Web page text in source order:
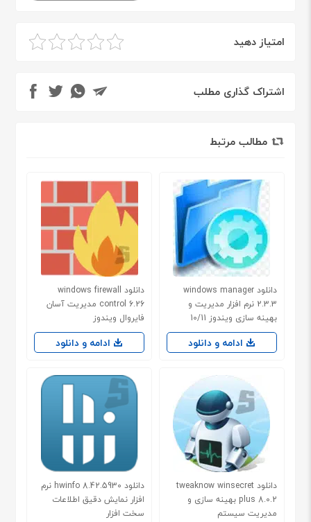
امتیاز دهید
اشتراک گذاری مطلب
مطالب مرتبط
دانلود windows manager
2.3.3 نرم افزار مدیریت و
بهینه سازی ویندوز 10/11
ادامه و دانلود
دانلود windows firewall
control 6.26 مدیریت آسان
فایروال ویندوز
ادامه و دانلود
دانلود tweaknow winsecret
plus 8.0.2 بهینه سازی و
مدیریت سیستم
دانلود hwinfo 8.42.5930 نرم
افزار نمایش دقیق اطلاعات
سخت افزار